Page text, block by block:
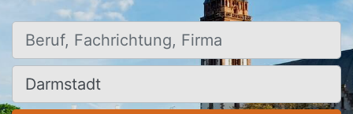
Beruf, Fachrichtung, Firma
Ort, Stadt